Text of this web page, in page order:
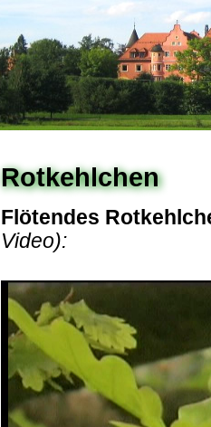
Rotkehlchen
Flötendes
Video):